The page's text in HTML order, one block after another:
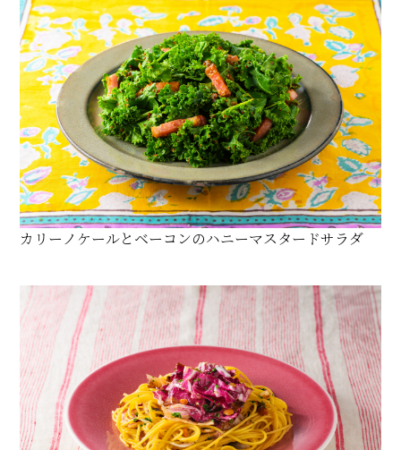
カリーノケールとベーコンのハニーマスタードサラダ